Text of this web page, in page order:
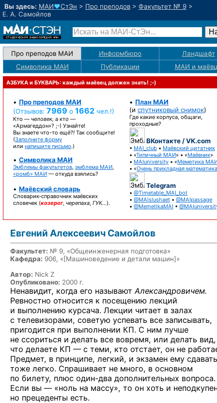
Вы здесь: МАИ♥СтЭн > Про преподов > Факультет № 9 >
Е. А. Самойлов
Про преподов МАИ Информбюро
Ландшафт
Символика МАИ
Публикации МАИ и
АЗБУКА и БУКВАРЬ: каждый маёвец должен знать! ;-)
• Про преподов МАИ
(Отзывов: 7969 о 1662 чел.!)
Кто — человек, а кто —
«Армагеддон»? ;-) Узнайте!
Вы знаете что-то ещё?! Так сообщите!
(Заполните форму
или напишите письмо.)
• Символика МАИ
Эмблемы факультетов, эмблема МАИ,
«ромб» МАИ — откуда взялись?
• Маёвский словарь
Словарик-справочник маёвских
словечек (козерог, черепаха, ГУК…).
• План МАИ
(и спутниковый снимок)
Где какие корпуса, общаги,
проходные?
ВКонтакте / VK.com
• MAI_club • Маёвский цитатник
• «Типичный МАИ» • «Маёвник»
• MAIuniversity • «Меметика
• «Очень прикладная математика
Telegram
• @Timetable_MAI_bot
• @MAIslushaet • @MAIpassage
• @MemetikaMAI •
Евгений Алексеевич Самойлов
Факультет: № 9, «Общеинженерная подготовка»
Кафедра: 906, «[Машиноведение и детали машин]»
Автор: Nick Z
Опубликовано: 2000 г.
Ненавидит, когда его называютАлександровичем.
Ревностно относится к посещению лекций
и выполнению курсача. Лекции читает в залах
с телевизорами, советую успевать все записывать,
пригодится при выполнении КП. С ним лучше
не ссориться и делать все вовремя, или делать вид,
что делаете КП — с теми, кто отстает, он не
Предмет, в принципе, легкий, и экзамен ему сдавать
тоже легко. Спрашивает не много, в основном
по билету, плюс один-два дополнительных вопроса.
Если вы — «ноль на массу», то он хоть и
но прецеденты есть.